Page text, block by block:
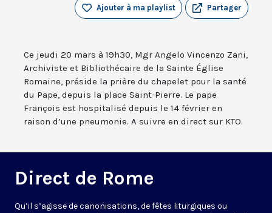
Partager
Ajouter à ma playlist
Ce jeudi 20 mars à 19h30, Mgr Angelo Vincenzo Zani,
Archiviste et Bibliothécaire de la Sainte Église
Romaine, préside la prière du chapelet pour la santé
du Pape, depuis la place Saint-Pierre. Le pape
François est hospitalisé depuis le 14 février en
raison d’une pneumonie. A suivre en direct sur KTO.
Direct de Rome
Qu’il s’agisse de canonisations, de fêtes liturgiques ou